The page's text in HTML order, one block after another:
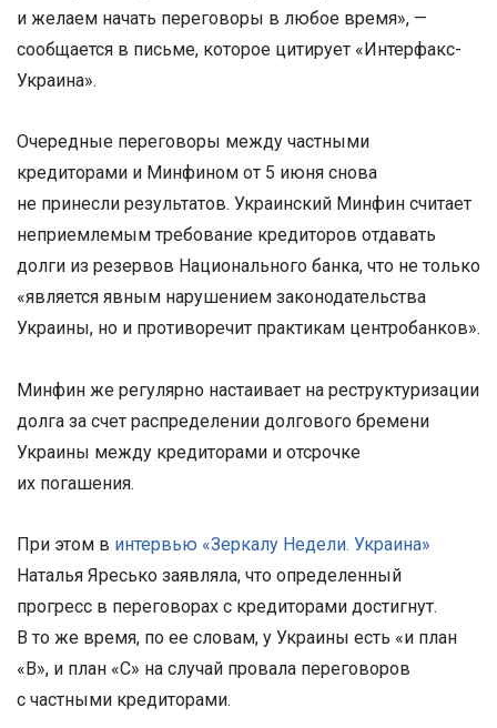
и желаем начать переговоры в любое время», —
сообщается в письме, которое цитирует «Интерфакс-
Украина».
Очередные переговоры между частными
кредиторами и Минфином от 5 июня снова
не принесли результатов. Украинский Минфин считает
неприемлемым требование кредиторов отдавать
долги из резервов Национального банка, что не только
«является явным нарушением законодательства
Украины, но и противоречит практикам центробанков».
Минфин же регулярно настаивает на реструктуризации
долга за счет распределении долгового бремени
Украины между кредиторами и отсрочке
их погашения.
При этом в интервью «Зеркалу Недели. Украина»
Наталья Яресько заявляла, что определенный
прогресс в переговорах с кредиторами достигнут.
В то же время, по ее словам, у Украины есть «и план
«B», и план «С» на случай провала переговоров
с частными кредиторами.